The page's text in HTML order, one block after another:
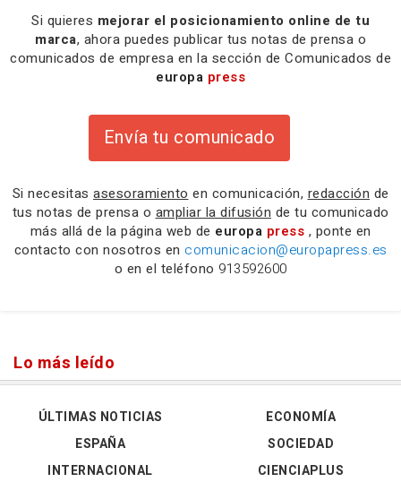
Si quieres mejorar el posicionamiento online de tu
marca, ahora puedes publicar tus notas de prensa o
comunicados de empresa en la sección de Comunicados de
europa press
Envía tu comunicado
Si necesitas asesoramiento en comunicación, redacción de
tus notas de prensa o ampliar la difusión de tu comunicado
más allá de la página web de europa press , ponte en
contacto con nosotros en comunicacion@europapress.es
o en el teléfono 913592600
Lo más leído
ÚLTIMAS NOTICIAS
ESPAÑA
INTERNACIONAL
ECONOMÍA
SOCIEDAD
CIENCIAPLUS